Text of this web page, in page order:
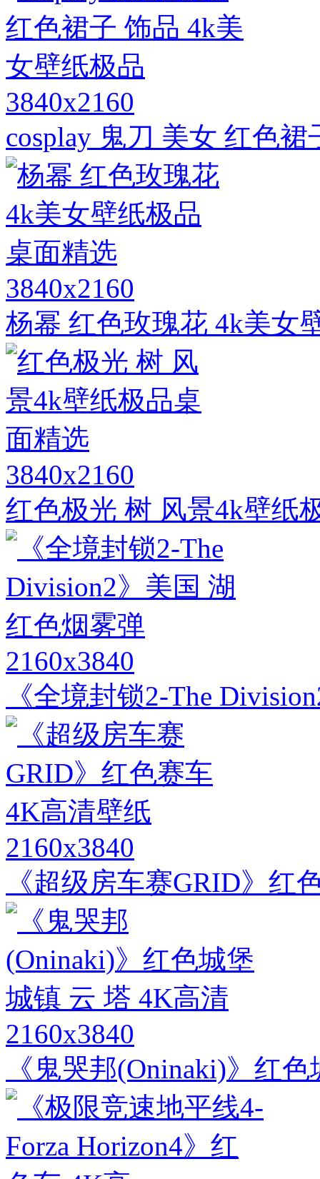
3840x2160
cosplay 鬼刀 美女 红色
3840x2160
杨幂 红色玫瑰花 4k美女
3840x2160
红色极光 树 风景4k壁纸
2160x3840
《全境封锁2-The
2160x3840
《超级房车赛GRID》红
2160x3840
《鬼哭邦(Oninaki)》红